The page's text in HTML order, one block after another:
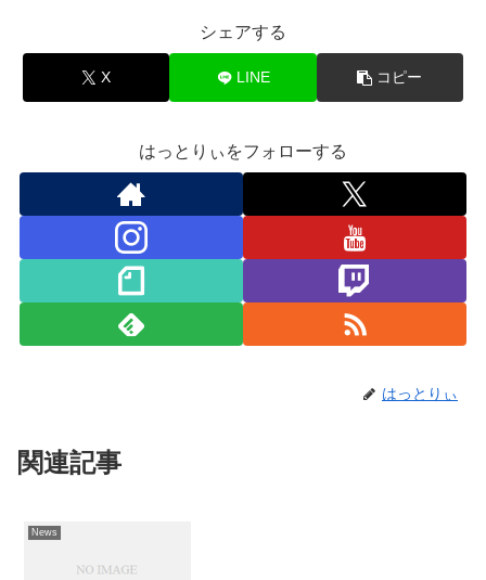
シェアする
X LINE コピー
はっとりぃをフォローする
はっとりぃ
関連記事
News